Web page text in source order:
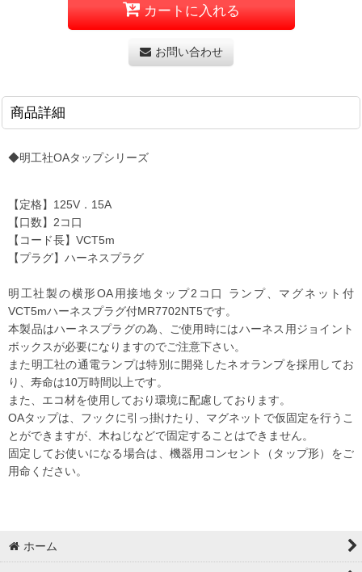
カートに入れる
お問い合わせ
商品詳細
◆明工社OAタップシリーズ
【定格】125V．15A
【口数】2コ口
【コード長】VCT5m
【プラグ】ハーネスプラグ
明工社製の横形OA用接地タップ2コ口 ランプ、マグネット付
VCT5mハーネスプラグ付MR7702NT5です。
本製品はハーネスプラグの為、ご使用時にはハーネス用ジョイント
ボックスが必要になりますのでご注意下さい。
また明工社の通電ランプは特別に開発したネオランプを採用してお
り、寿命は10万時間以上です。
また、エコ材を使用しており環境に配慮しております。
OAタップは、フックに引っ掛けたり、マグネットで仮固定を行うこ
とができますが、木ねじなどで固定することはできません。
固定してお使いになる場合は、機器用コンセント（タップ形）をご
用命ください。
ホーム